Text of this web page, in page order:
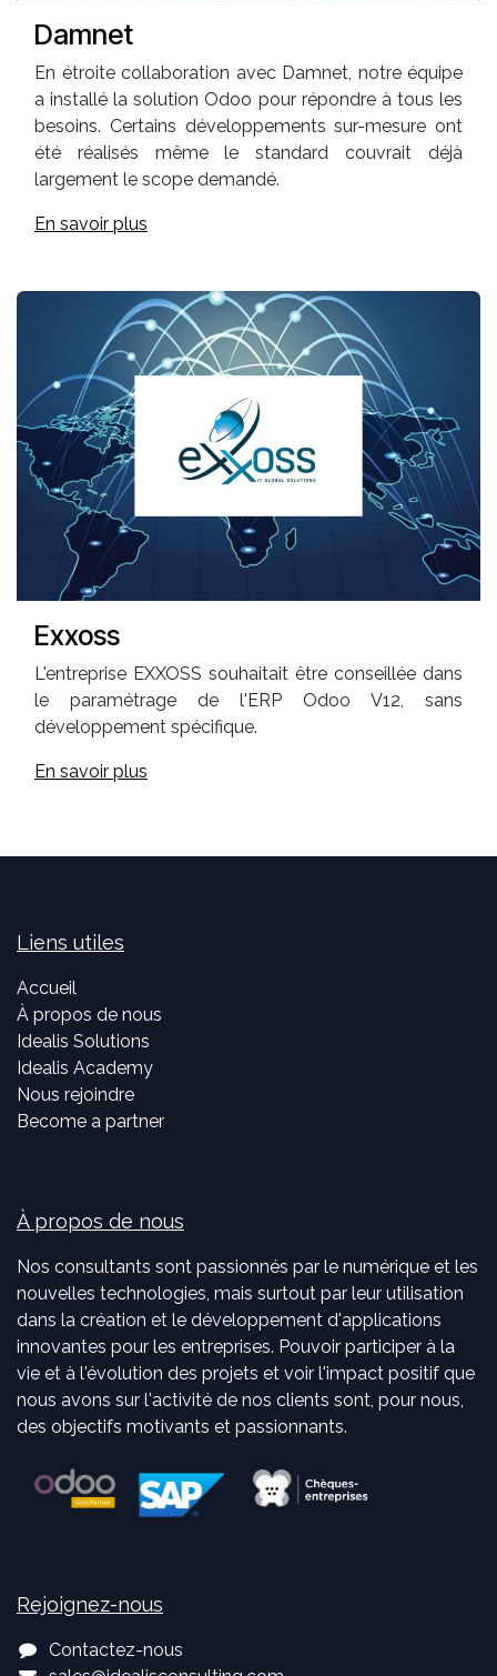
Damnet
En étroite collaboration avec Damnet, notre équipe
a installé la solution Odoo pour répondre à tous les
besoins. Certains développements sur-mesure ont
été réalisés même le standard couvrait déjà
largement le scope demandé.
En savoir plus
Exxoss
L'entreprise EXXOSS souhaitait être conseillée dans
le paramétrage de l'ERP Odoo V12, sans
développement spécifique.
En savoir plus
Liens utiles
Accueil
À propos de nous
Idealis Solutions
Idealis Academy
Nous rejoindre
Become a partner
À propos de nous
Nos consultants sont passionnés par le numérique et les
nouvelles technologies, mais surtout par leur utilisation
dans la création et le développement d'applications
innovantes pour les entreprises. Pouvoir participer à la
vie et à l'évolution des projets et voir l'impact positif que
nous avons sur l'activité de nos clients sont, pour nous,
des objectifs motivants et passionnants.
Rejoignez-nous
Contactez-nous